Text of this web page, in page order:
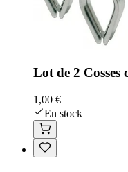
Lot de 2
1,00 €
En stock